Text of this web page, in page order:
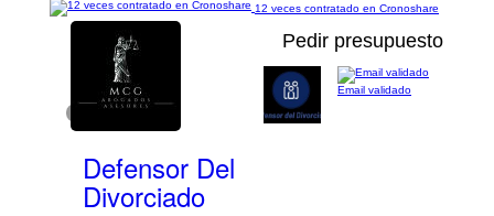
12 veces contratado en Cronoshare
Pedir presupuesto
Defensor Del
Divorciado
Email validado